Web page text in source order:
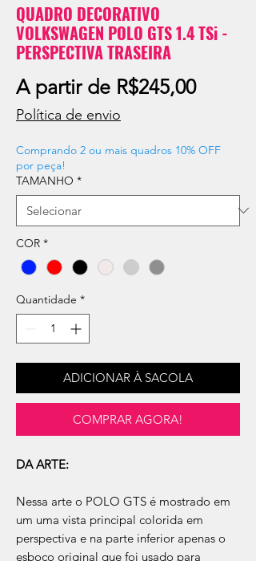
QUADRO DECORATIVO
VOLKSWAGEN POLO GTS 1.4 TSi -
PERSPECTIVA TRASEIRA
A partir de R$245,00Preço
Política de envio
Comprando 2 ou mais quadros 10% OFF
por peça!
TAMANHO *
COR *
Quantidade *
ADICIONAR À SACOLA
COMPRAR AGORA!
DA ARTE:
Nessa arte o POLO GTS é mostrado em
um uma vista principal colorida em
perspectiva e na parte inferior apenas o
esboço original que foi usado para